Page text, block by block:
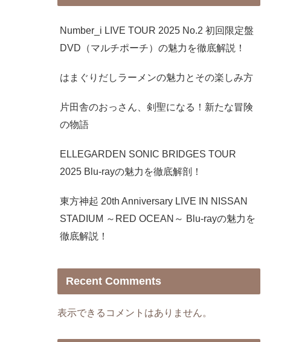
Number_i LIVE TOUR 2025 No.2 初回限定盤
DVD（マルチポーチ）の魅力を徹底解説！
はまぐりだしラーメンの魅力とその楽しみ方
片田舎のおっさん、剣聖になる！新たな冒険
の物語
ELLEGARDEN SONIC BRIDGES TOUR
2025 Blu-rayの魅力を徹底解剖！
東方神起 20th Anniversary LIVE IN NISSAN
STADIUM ～RED OCEAN～ Blu-rayの魅力を
徹底解説！
Recent Comments
表示できるコメントはありません。